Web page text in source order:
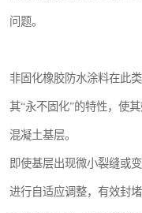
问题。
非固化橡胶防水涂料在此
其“永不固化”的特性，使
混凝土基层。
即使基层出现微小裂缝或
进行自适应调整，有效封堵